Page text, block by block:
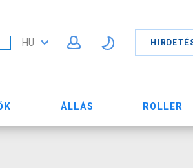
HU
ÁLLÁS ROLLER